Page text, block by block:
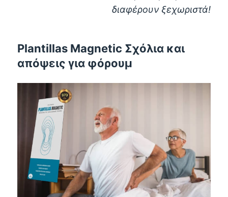
διαφέρουν ξεχωριστά!
Plantillas Magnetic Σχόλια και
απόψεις για φόρουμ